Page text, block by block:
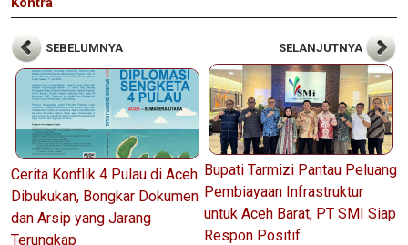
SEBELUMNYA
Cerita Konflik 4 Pulau di Aceh
Dibukukan, Bongkar Dokumen
dan Arsip yang Jarang
Terungkap
SELANJUTNYA
Bupati Tarmizi Pantau Peluang
Pembiayaan Infrastruktur
untuk Aceh Barat, PT SMI Siap
Respon Positif